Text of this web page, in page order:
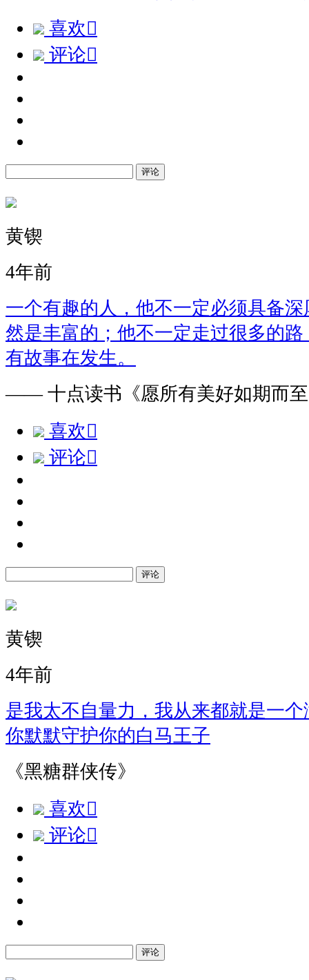
喜欢
评论
评论
黄锲
4年前
一个有趣的人，他不一定必须具备
然是丰富的；他不一定走过很多的
有故事在发生。
—— 十点读书《愿所有美好如期而
喜欢
评论
评论
黄锲
4年前
是我太不自量力，我从来都就是一
你默默守护你的白马王子
《黑糖群侠传》
喜欢
评论
评论